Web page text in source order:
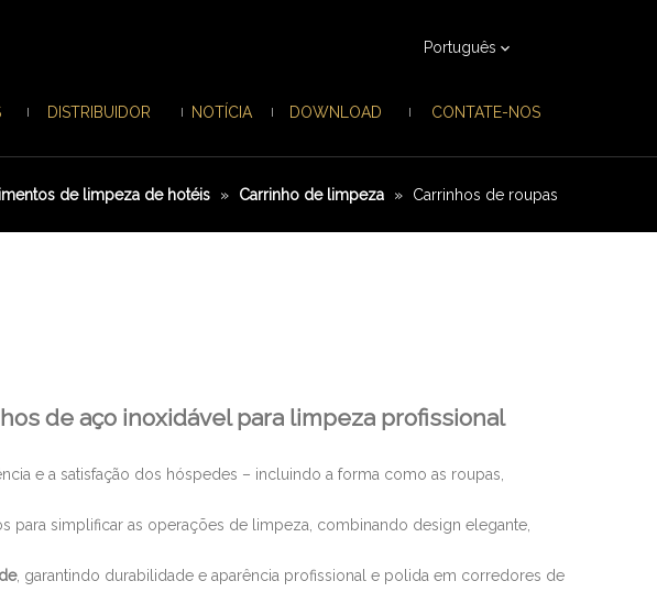
Português
DISTRIBUIDOR NOTÍCIA DOWNLOAD CONTATE-NOS
de limpeza de hotéis » Carrinho de limpeza » Carrinhos de roupas
de aço inoxidável para limpeza profissional
e a satisfação dos hóspedes – incluindo a forma como as roupas,
para simplificar as operações de limpeza, combinando design elegante,
, garantindo durabilidade e aparência profissional e polida em corredores de